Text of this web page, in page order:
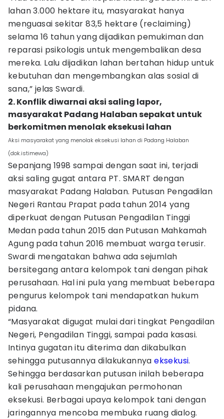
lahan 3.000 hektare itu, masyarakat hanya
menguasai sekitar 83,5 hektare (reclaiming)
selama 16 tahun yang dijadikan pemukiman dan
reparasi psikologis untuk mengembalikan desa
mereka. Lalu dijadikan lahan bertahan hidup untuk
kebutuhan dan mengembangkan alas sosial di
sana,” jelas Swardi.
2. Konflik diwarnai aksi saling lapor,
masyarakat Padang Halaban sepakat untuk
berkomitmen menolak eksekusi lahan
Aksi masyarakat yang menolak eksekusi lahan di Padang Halaban
(dok.istimewa)
Sepanjang 1998 sampai dengan saat ini, terjadi
aksi saling gugat antara PT. SMART dengan
masyarakat Padang Halaban. Putusan Pengadilan
Negeri Rantau Prapat pada tahun 2014 yang
diperkuat dengan Putusan Pengadilan Tinggi
Medan pada tahun 2015 dan Putusan Mahkamah
Agung pada tahun 2016 membuat warga terusir.
Swardi mengatakan bahwa ada sejumlah
bersitegang antara kelompok tani dengan pihak
perusahaan. Hal ini pula yang membuat beberapa
pengurus kelompok tani mendapatkan hukum
pidana.
“Masyarakat digugat mulai dari tingkat Pengadilan
Negeri, Pengadilan Tinggi, sampai pada kasasi.
Intinya gugatan itu diterima dan dikabulkan
sehingga putusannya dilakukannyaeksekusi.
Sehingga berdasarkan putusan inilah beberapa
kali perusahaan mengajukan permohonan
eksekusi. Berbagai upaya kelompok tani dengan
jaringannya mencoba membuka ruang dialog.